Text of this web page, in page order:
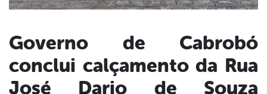
Governo de Cabrobó
conclui calçamento da Rua
José Dario de Souza